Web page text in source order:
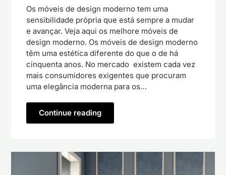
Os móveis de design moderno tem uma
sensibilidade própria que está sempre a mudar
e avançar. Veja aqui os melhore móveis de
design moderno. Os móveis de design moderno
têm uma estética diferente do que o de há
cinquenta anos. No mercado existem cada vez
mais consumidores exigentes que procuram
uma elegância moderna para os…
Continue reading